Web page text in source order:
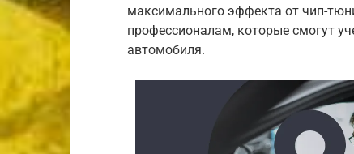
максимального эффекта от чип-
профессионалам, которые смогут
автомобиля.